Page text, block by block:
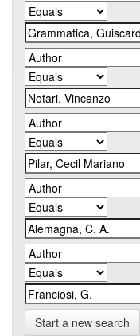
Start a new search